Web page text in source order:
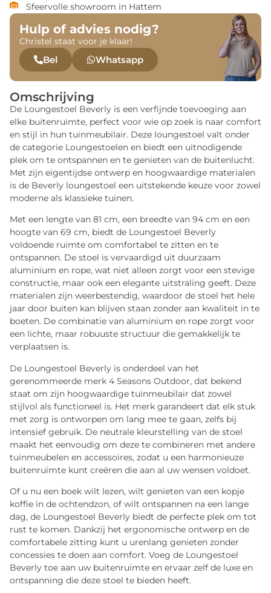
Sfeervolle showroom in Hattem
Hulp of advies nodig?
Christel staat voor je klaar!
Bel Whatsapp
Omschrijving
De Loungestoel Beverly is een verfijnde toevoeging aan
elke buitenruimte, perfect voor wie op zoek is naar comfort
en stijl in hun tuinmeubilair. Deze loungestoel valt onder
de categorie Loungestoelen en biedt een uitnodigende
plek om te ontspannen en te genieten van de buitenlucht.
Met zijn eigentijdse ontwerp en hoogwaardige materialen
is de Beverly loungestoel een uitstekende keuze voor zowel
moderne als klassieke tuinen.
Met een lengte van 81 cm, een breedte van 94 cm en een
hoogte van 69 cm, biedt de Loungestoel Beverly
voldoende ruimte om comfortabel te zitten en te
ontspannen. De stoel is vervaardigd uit duurzaam
aluminium en rope, wat niet alleen zorgt voor een stevige
constructie, maar ook een elegante uitstraling geeft. Deze
materialen zijn weerbestendig, waardoor de stoel het hele
jaar door buiten kan blijven staan zonder aan kwaliteit in te
boeten. De combinatie van aluminium en rope zorgt voor
een lichte, maar robuuste structuur die gemakkelijk te
verplaatsen is.
De Loungestoel Beverly is onderdeel van het
gerenommeerde merk 4 Seasons Outdoor, dat bekend
staat om zijn hoogwaardige tuinmeubilair dat zowel
stijlvol als functioneel is. Het merk garandeert dat elk stuk
met zorg is ontworpen om lang mee te gaan, zelfs bij
intensief gebruik. De neutrale kleurstelling van de stoel
maakt het eenvoudig om deze te combineren met andere
tuinmeubelen en accessoires, zodat u een harmonieuze
buitenruimte kunt creëren die aan al uw wensen voldoet.
Of u nu een boek wilt lezen, wilt genieten van een kopje
koffie in de ochtendzon, of wilt ontspannen na een lange
dag, de Loungestoel Beverly biedt de perfecte plek om tot
rust te komen. Dankzij het ergonomische ontwerp en de
comfortabele zitting kunt u urenlang genieten zonder
concessies te doen aan comfort. Voeg de Loungestoel
Beverly toe aan uw buitenruimte en ervaar zelf de luxe en
ontspanning die deze stoel te bieden heeft.